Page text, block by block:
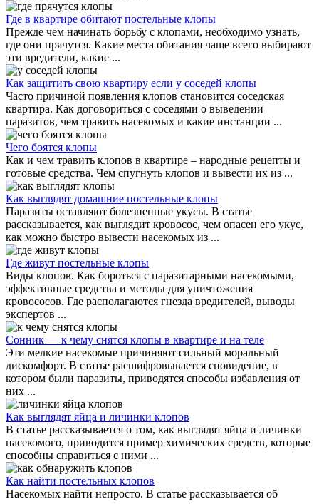
Где в квартире обитают постельные клопы
Прежде чем начинать борьбу с клопами, необходимо узнать,
где они прячутся. Какие места обитания чаще всего выбирают
эти вредители, какие ...
Как защитить свою квартиру если у соседей клопы
Часто причиной появления клопов становится соседская
квартира. Как договориться с соседями о выведении
паразитов, чем травить насекомых и какие инстанции ...
Чего боятся клопы
Как и чем травить клопов в квартире – народные рецепты и
готовые средства. Чем спугнуть клопов и вывести их из ...
Как выглядят домашние постельные клопы
Паразиты оставляют болезненные укусы. В статье
рассказывается, как выглядит кровосос, чем опасен его укус,
как можно быстро вывести насекомых из ...
Где живут постельные клопы
Виды клопов. Как бороться с паразитарными насекомыми,
эффективные средства и методы для уничтожения
кровососов. Где располагаются гнезда вредителей, выводы
экспертов ...
Сонник — к чему снятся клопы в квартире и на теле
Эти мелкие насекомые причиняют сильный моральный
дискомфорт. В статье расшифровывается сновидение, в
котором были паразиты, приводятся способы избавления от
них ...
Как выглядят яйца и личинки клопов
В статье рассказывается о том, как выглядят яйца и личинки
насекомого, приводится пример химических средств, которые
способны справиться с ними ...
Как найти постельных клопов
Насекомых найти непросто. В статье рассказывается об